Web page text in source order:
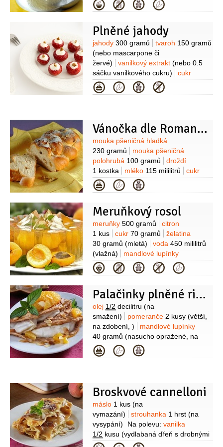
2 lžíce
(dýňové)
likér mandlový
2 lžíce ( nasucho opražené)
Kategorie
Plněné jahody
Suroviny
jahody 300 gramů tvaroh 150 gramů
(nebo mascarpone či
žervé)
vanilkový extrakt (nebo 0.5
sáčku vanilkového cukru)
cukr
moučkový
2 lžíce
mandlové lupínky
(opražené)
Kategorie
Vánočka dle Romana Vaňka
Suroviny
mouka pšeničná hladká
230 gramů
mouka pšeničná
polohrubá 100 gramů
droždí
1 kostka
mléko 115 mililitrů
cukr
60 gramů
cukr vanilkový
8 gramů
máslo70 gramů
kůra5 gramů (nastrouhaná)
Kategorie
Meruňkový rosol
Suroviny
meruňky 500 gramů
citron
1 kus
cukr 70 gramů
želatina
30 gramů (mletá) voda 450 mililitrů
(vlažná)
mandlové lupínky
1 lžíce
olej sezamový 1 lžička
Kategorie
Palačinky plněné ricottou a pomeranči
Suroviny
olej 1/2 decilitru (na
smažení)
pomeranče 2 kusy (větší,
na zdobení, )
mandlové lupínky
40 gramů (nasucho opražené, na
zdobení)
cukr moučkový
posypání)
Na těsto: mléko
prášek
2 lžíce (kakaový)
olej
1 lžička
sůl1 špetka Na náplň: sýr
krémový250 gramů
šlehání1 decilitr ( dotuha
vyšlehaná)
smetana zakysaná
50 gramů (hustá)
cukr vanilkový
Kategorie
Broskvové cannelloni
Suroviny
máslo 1 kus (na
vymazání)
strouhanka 1 hrst (na
vysypání)
Na polevu: vanilka
1/2 kusu (vydlabaná dřeň s drobnými
semínky z vanilkového lusku)